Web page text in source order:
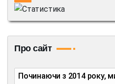
Про сайт
Починаючи з 2014 року, ми щоденно працюємо